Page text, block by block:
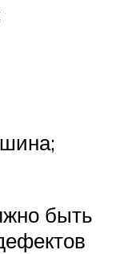
быть